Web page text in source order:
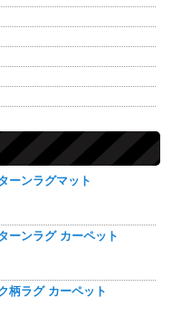
ーンラグマット
ーンラグ カーペット
柄ラグ カーペット